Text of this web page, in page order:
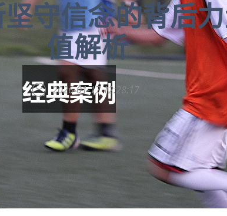
守信念的背后
值解析
2026-01-17 12:28:17